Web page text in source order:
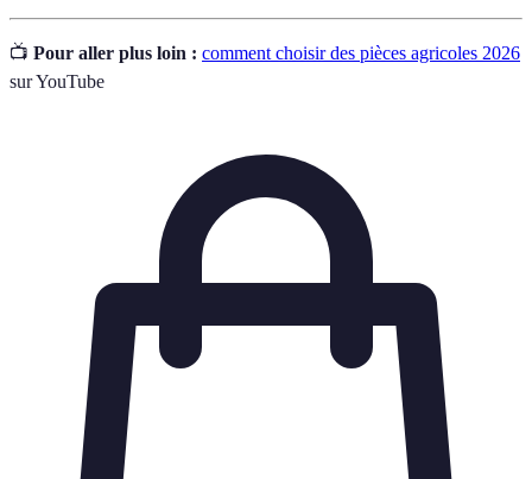
📺 Pour aller plus loin : comment choisir des pièces agricoles 2026
sur YouTube